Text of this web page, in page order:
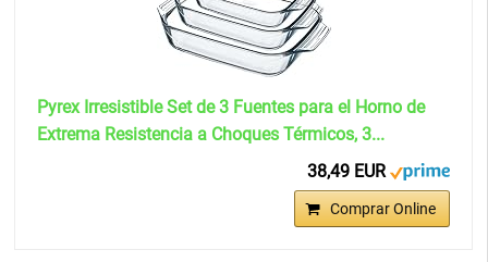
Pyrex Irresistible Set de 3 Fuentes para el Horno de
Extrema Resistencia a Choques Térmicos, 3...
38,49 EUR
Comprar Online